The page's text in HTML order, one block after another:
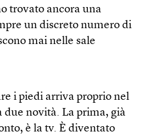
trovato ancora una
un discreto numero di
mai nelle sale
i piedi arriva proprio nel
due novità. La prima, già
è la tv. È diventato